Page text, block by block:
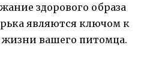
здорового образа
являются ключом к
жизни вашего питомца.